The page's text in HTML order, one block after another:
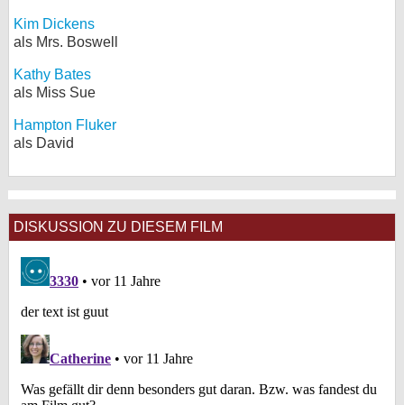
Kim Dickens
als Mrs. Boswell
Kathy Bates
als Miss Sue
Hampton Fluker
als David
DISKUSSION ZU DIESEM FILM